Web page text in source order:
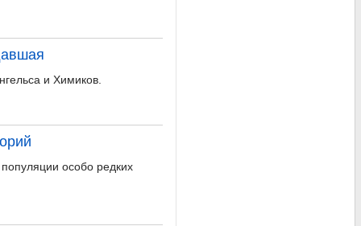
и Химиков.
особо редких